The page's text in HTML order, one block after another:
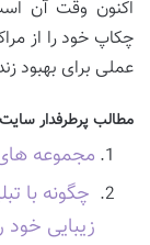
چکاپ خود را از
عملی برای بهبود
مطالب پرطرفدار
مجموعه
چگونه با
زیبایی خود